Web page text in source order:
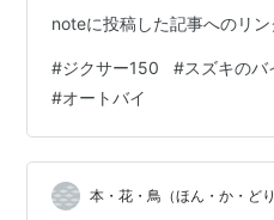
noteに投稿した記事へのリ
#ジクサー150 #スズキのバ
#オートバイ
本・花・鳥（ほん・か・どり